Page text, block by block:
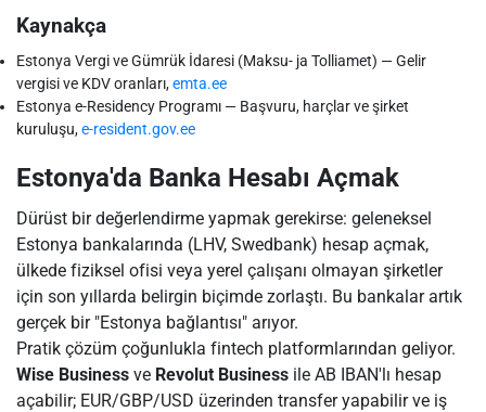
Kaynakça
Estonya Vergi ve Gümrük İdaresi (Maksu- ja Tolliamet) — Gelir
vergisi ve KDV oranları,emta.ee
Estonya e-Residency Programı — Başvuru, harçlar ve şirket
kuruluşu,e-resident.gov.ee
Estonya'da Banka Hesabı Açmak
Dürüst bir değerlendirme yapmak gerekirse: geleneksel
Estonya bankalarında (LHV, Swedbank) hesap açmak,
ülkede fiziksel ofisi veya yerel çalışanı olmayan şirketler
için son yıllarda belirgin biçimde zorlaştı. Bu bankalar artık
gerçek bir "Estonya bağlantısı" arıyor.
Pratik çözüm çoğunlukla fintech platformlarından geliyor.
Wise Business ve Revolut Business ile AB IBAN'lı hesap
açabilir; EUR/GBP/USD üzerinden transfer yapabilir ve iş